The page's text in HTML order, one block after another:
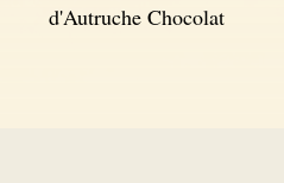
d'Autruche Chocolat